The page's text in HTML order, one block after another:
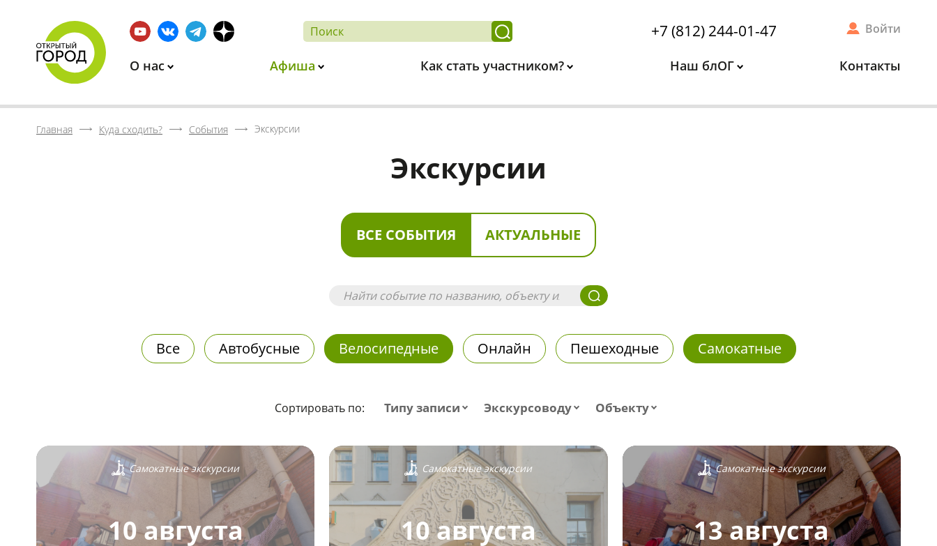
+7 (812) 244-01-47 Войти
О нас Афиша Как стать участником? Наш блОГ Контакты
Главная Куда сходить? События Экскурсии
Экскурсии
ВСЕ СОБЫТИЯ АКТУАЛЬНЫЕ
Все Автобусные Велосипедные Онлайн Пешеходные Самокатные
Сортировать по: Типу записи Экскурсоводу Объекту
Самокатные экскурсии
10 августа
Самокатные экскурсии
10 августа
Самокатные экскурсии
13 августа